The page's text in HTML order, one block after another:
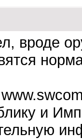
вроде
и